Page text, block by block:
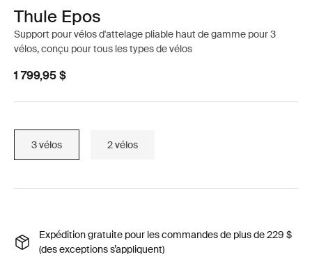
Thule Epos
Support pour vélos d'attelage pliable haut de gamme pour 3
vélos, conçu pour tous les types de vélos
1 799,95 $
3 vélos 2 vélos
Expédition gratuite pour les commandes de plus de 229 $
(des exceptions s’appliquent)